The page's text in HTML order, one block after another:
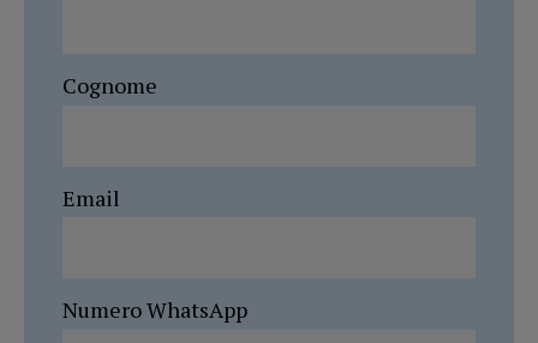
Cognome
Email
Numero WhatsApp